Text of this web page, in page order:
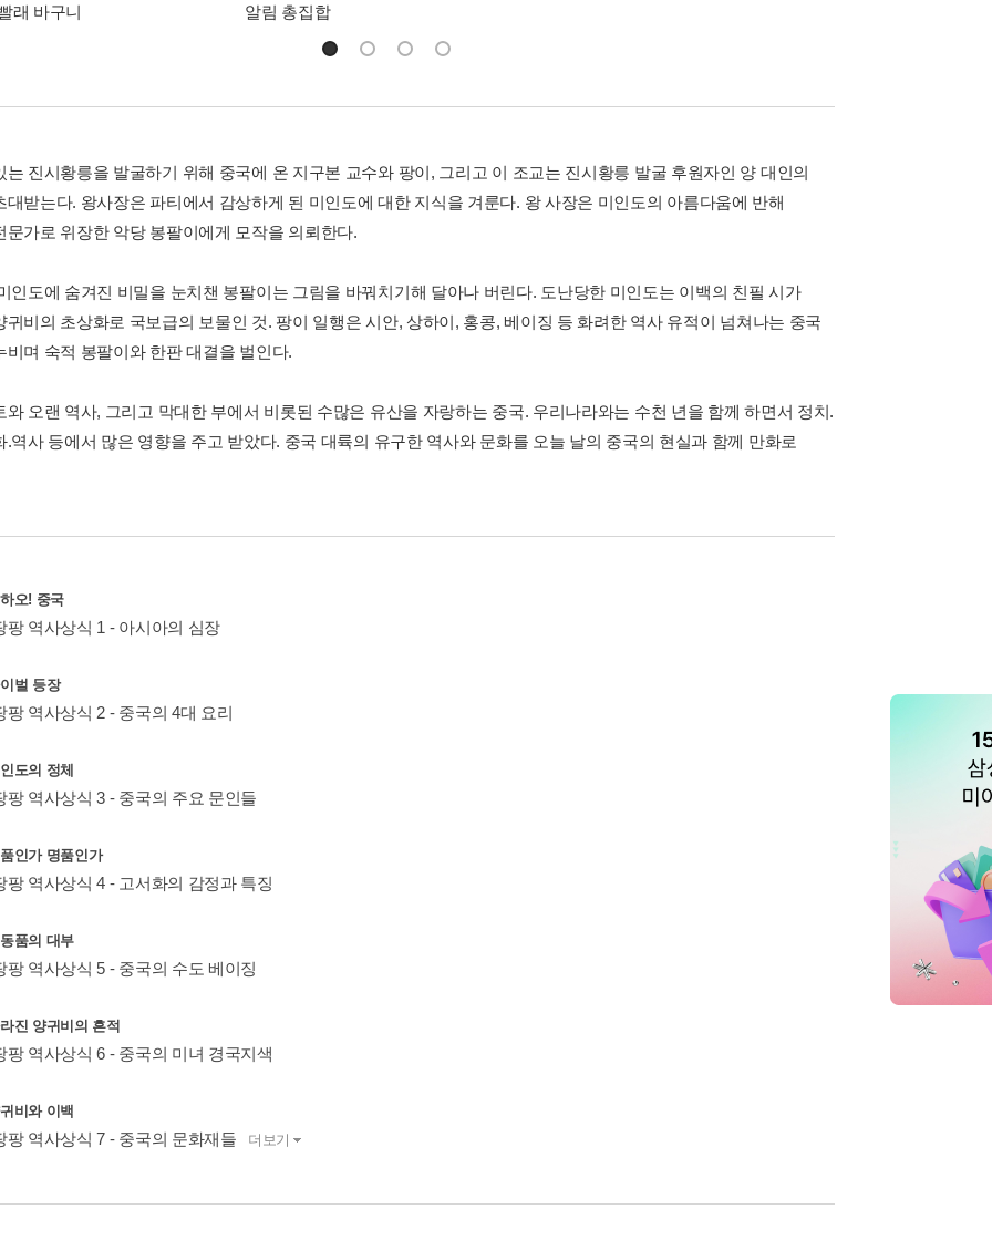
래 바구니
알림 총집합
는 진시황릉을 발굴하기 위해 중국에 온 지구본 교수와 팡이, 그리고 이 조교는 진시황릉 발굴 후원자인 양 대인의
대받는다. 왕사장은 파티에서 감상하게 된 미인도에 대한 지식을 겨룬다. 왕 사장은 미인도의 아름다움에 반해
문가로 위장한 악당 봉팔이에게 모작을 의뢰한다.
인도에 숨겨진 비밀을 눈치챈 봉팔이는 그림을 바꿔치기해 달아나 버린다. 도난당한 미인도는 이백의 친필 시가
귀비의 초상화로 국보급의 보물인 것. 팡이 일행은 시안, 상하이, 홍콩, 베이징 등 화려한 역사 유적이 넘쳐나는 중국
비며 숙적 봉팔이와 한판 대결을 벌인다.
와 오랜 역사, 그리고 막대한 부에서 비롯된 수많은 유산을 자랑하는 중국. 우리나라와는 수천 년을 함께 하면서 정치.
.역사 등에서 많은 영향을 주고 받았다. 중국 대륙의 유구한 역사와 문화를 오늘 날의 중국의 현실과 함께 만화로
오! 중국
팡 역사상식 1 - 아시아의 심장
벌 등장
팡 역사상식 2 - 중국의 4대 요리
도의 정체
팡 역사상식 3 - 중국의 주요 문인들
인가 명품인가
팡 역사상식 4 - 고서화의 감정과 특징
품의 대부
팡 역사상식 5 - 중국의 수도 베이징
진 양귀비의 흔적
팡 역사상식 6 - 중국의 미녀 경국지색
비와 이백
팡 역사상식 7 - 중국의 문화재들 더보기